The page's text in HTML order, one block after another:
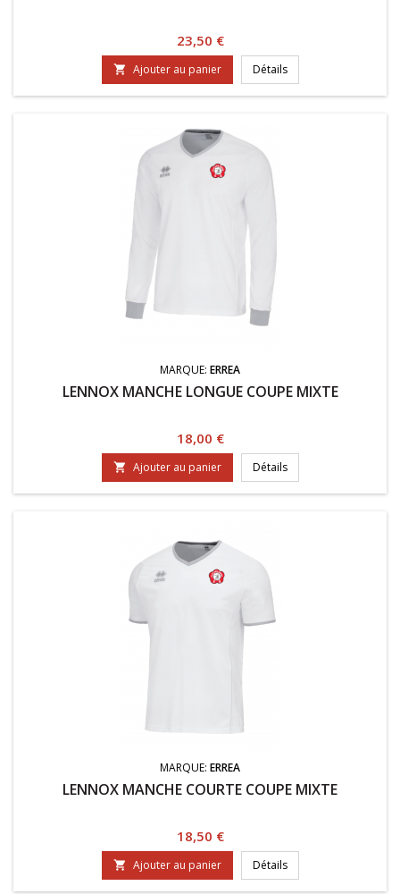
Prix
23,50 €
 Ajouter au panier Détails
MARQUE: ERREA
LENNOX MANCHE LONGUE COUPE MIXTE
Prix
18,00 €
 Ajouter au panier Détails
MARQUE: ERREA
LENNOX MANCHE COURTE COUPE MIXTE
Prix
18,50 €
 Ajouter au panier Détails